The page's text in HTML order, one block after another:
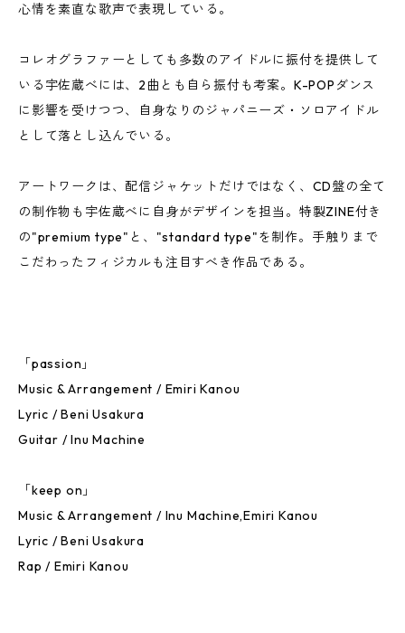
心情を素直な歌声で表現している。
コレオグラファーとしても多数のアイドルに振付を提供して
いる宇佐蔵べには、2曲とも自ら振付も考案。K-POPダンス
に影響を受けつつ、自身なりのジャパニーズ・ソロアイドル
として落とし込んでいる。
アートワークは、配信ジャケットだけではなく、CD盤の全て
の制作物も宇佐蔵べに自身がデザインを担当。特製ZINE付き
の"premium type"と、"standard type"を制作。手触りまで
こだわったフィジカルも注目すべき作品である。
「passion」
Music & Arrangement / Emiri Kanou
Lyric / Beni Usakura
Guitar / Inu Machine
「keep on」
Music & Arrangement / Inu Machine,Emiri Kanou
Lyric / Beni Usakura
Rap / Emiri Kanou